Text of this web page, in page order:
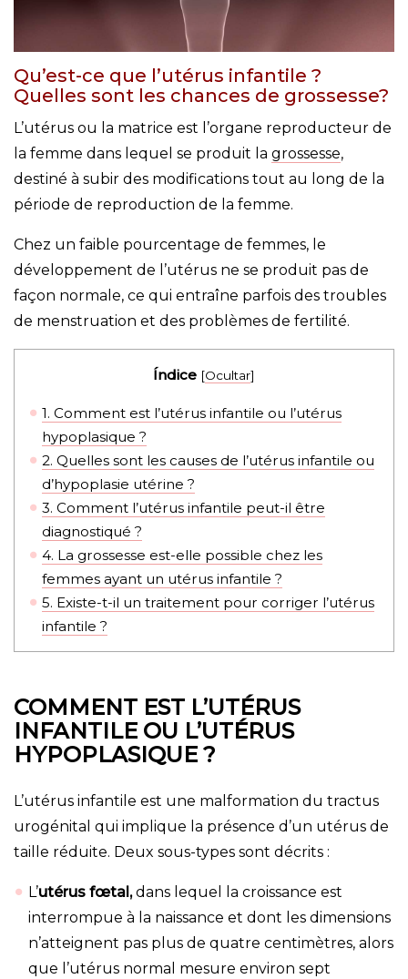
Qu’est-ce que l’utérus infantile ?
Quelles sont les chances de grossesse?
L’utérus ou la matrice est l’organe reproducteur de
la femme dans lequel se produit la grossesse,
destiné à subir des modifications tout au long de la
période de reproduction de la femme.
Chez un faible pourcentage de femmes, le
développement de l’utérus ne se produit pas de
façon normale, ce qui entraîne parfois des troubles
de menstruation et des problèmes de fertilité.
Índice [Ocultar]
1. Comment est l’utérus infantile ou l’utérus
hypoplasique ?
2. Quelles sont les causes de l’utérus infantile ou
d’hypoplasie utérine ?
3. Comment l’utérus infantile peut-il être
diagnostiqué ?
4. La grossesse est-elle possible chez les
femmes ayant un utérus infantile ?
5. Existe-t-il un traitement pour corriger l’utérus
infantile ?
COMMENT EST L’UTÉRUS
INFANTILE OU L’UTÉRUS
HYPOPLASIQUE ?
L’utérus infantile est une malformation du tractus
urogénital qui implique la présence d’un utérus de
taille réduite. Deux sous-types sont décrits :
L’utérus fœtal,dans lequel la croissance est
interrompue à la naissance et dont les dimensions
n’atteignent pas plus de quatre centimètres, alors
que l’utérus normal mesure environ sept